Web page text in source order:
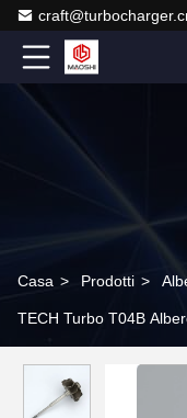
Casa > Prodotti >
TECH Turbo T04B